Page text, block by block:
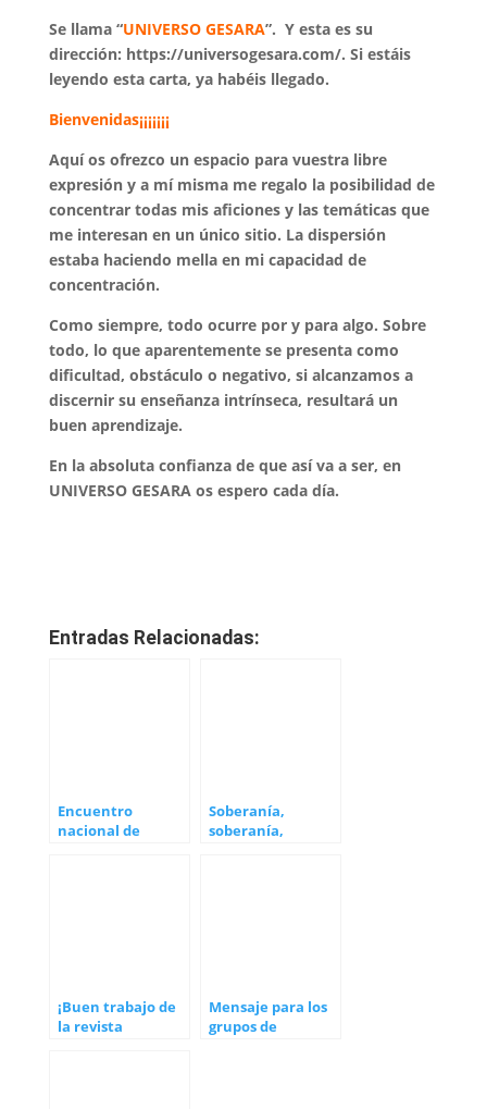
Se llama “UNIVERSO GESARA”. Y esta es su
dirección: https://universogesara.com/. Si estáis
leyendo esta carta, ya habéis llegado.
Bienvenidas¡¡¡¡¡¡¡
Aquí os ofrezco un espacio para vuestra libre
expresión y a mí misma me regalo la posibilidad de
concentrar todas mis aficiones y las temáticas que
me interesan en un único sitio. La dispersión
estaba haciendo mella en mi capacidad de
concentración.
Como siempre, todo ocurre por y para algo. Sobre
todo, lo que aparentemente se presenta como
dificultad, obstáculo o negativo, si alcanzamos a
discernir su enseñanza intrínseca, resultará un
buen aprendizaje.
En la absoluta confianza de que así va a ser, en
UNIVERSO GESARA os espero cada día.
Entradas Relacionadas:
Encuentro
nacional de
Soberanía,
soberanía,
¡Buen trabajo de
la revista
Mensaje para los
grupos de